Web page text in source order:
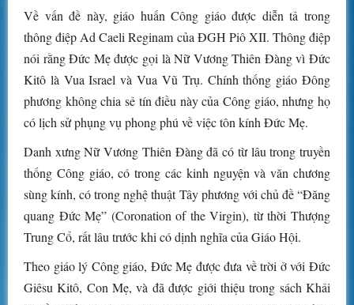
Về vấn đề này, giáo huấn Công giáo được diễn tả trong
thông điệp Ad Caeli Reginam của ĐGH Piô XII. Thông điệp
nói rằng Đức Mẹ được gọi là Nữ Vương Thiên Đàng vì Đức
Kitô là Vua Israel và Vua Vũ Trụ. Chính thống giáo Đông
phương không chia sẻ tín điều này của Công giáo, nhưng họ
có lịch sử phụng vụ phong phú về việc tôn kính Đức Mẹ.
Danh xưng Nữ Vương Thiên Đàng đã có từ lâu trong truyền
thống Công giáo, có trong các kinh nguyện và văn chương
sùng kính, có trong nghệ thuật Tây phương với chủ đề “Đăng
quang Đức Mẹ” (Coronation of the Virgin), từ thời Thượng
Trung Cổ, rất lâu trước khi có dịnh nghĩa của Giáo Hội.
Theo giáo lý Công giáo, Đức Mẹ được đưa về trời ở với Đức
Giêsu Kitô, Con Mẹ, và đã được giới thiệu trong sách Khải